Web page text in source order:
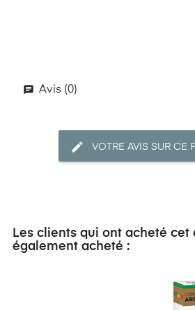
Avis (0)
VOTRE AVIS SUR CE
Les clients qui ont acheté cet
également acheté :